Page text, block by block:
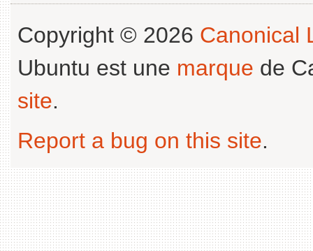
Copyright © 2026 Canonical
Ubuntu est une marque de
site.
Report a bug on this site.